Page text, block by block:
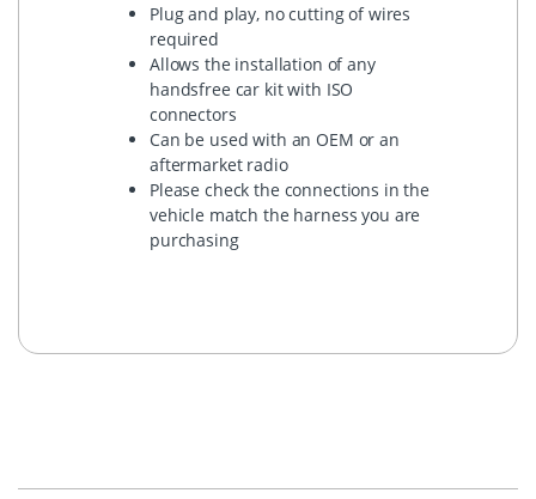
Plug and play, no cutting of wires
required
Allows the installation of any
handsfree car kit with ISO
connectors
Can be used with an OEM or an
aftermarket radio
Please check the connections in the
vehicle match the harness you are
purchasing